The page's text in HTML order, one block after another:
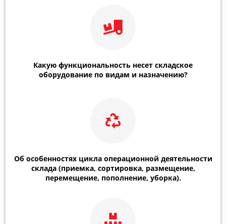
Какую функциональность несет складское
оборудование по видам и назначению?
Об особенностях цикла операционной деятельности
склада (приемка, сортировка, размещение,
перемещение, пополнение, уборка).